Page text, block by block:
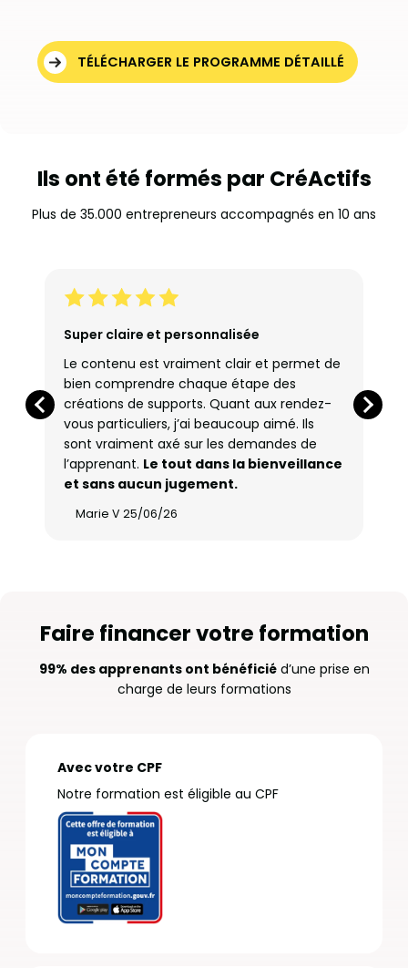
TÉLÉCHARGER LE PROGRAMME DÉTAILLÉ
Ils ont été formés par CréActifs
Plus de 35.000 entrepreneurs accompagnés en 10 ans
Super claire et personnalisée
Le contenu est vraiment clair et permet de
bien comprendre chaque étape des
créations de supports. Quant aux rendez-
vous particuliers, j’ai beaucoup aimé. Ils
sont vraiment axé sur les demandes de
l’apprenant. Le tout dans la bienveillance
et sans aucun jugement.
Marie V 25/06/26
Faire financer votre formation
99% des apprenants ont bénéficiéd’une prise en
charge de leurs formations
Avec votre CPF
Notre formation est éligible au CPF